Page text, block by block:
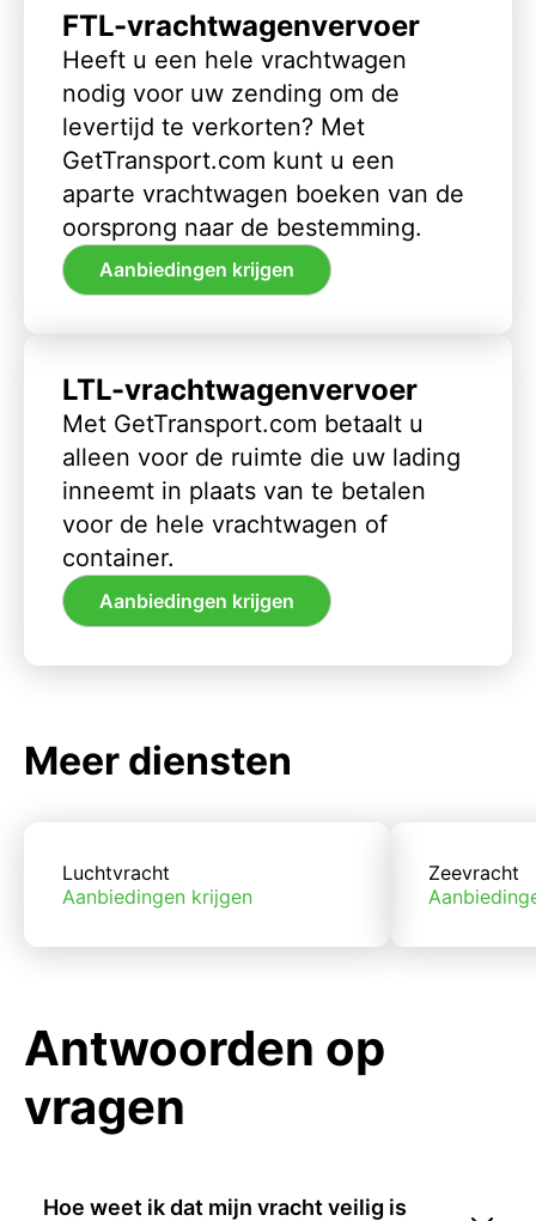
FTL-vrachtwagenvervoer
Heeft u een hele vrachtwagen
nodig voor uw zending om de
levertijd te verkorten? Met
GetTransport.com kunt u een
aparte vrachtwagen boeken van de
oorsprong naar de bestemming.
Aanbiedingen krijgen
LTL-vrachtwagenvervoer
Met GetTransport.com betaalt u
alleen voor de ruimte die uw lading
inneemt in plaats van te betalen
voor de hele vrachtwagen of
container.
Aanbiedingen krijgen
Meer diensten
Luchtvracht
Aanbiedingen krijgen
Zeevracht
Antwoorden op
vragen
Hoe weet ik dat mijn vracht veilig is